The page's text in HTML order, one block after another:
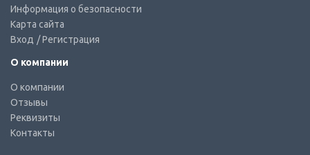
Информация о безопасности
Карта сайта
Вход / Регистрация
О компании
О компании
Отзывы
Реквизиты
Контакты